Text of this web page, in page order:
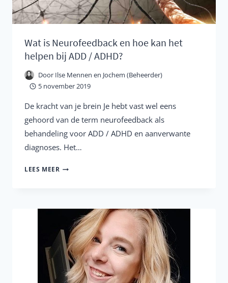
Wat is Neurofeedback en hoe kan het
helpen bij ADD / ADHD?
Door Ilse Mennen en Jochem (Beheerder)
5 november 2019
De kracht van je brein Je hebt vast wel eens
gehoord van de term neurofeedback als
behandeling voor ADD / ADHD en aanverwante
diagnoses. Het…
LEES MEER WAT
EN
HOE
KAN
HET
HELPEN
BIJ